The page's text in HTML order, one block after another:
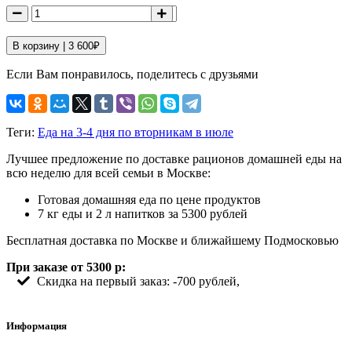
В корзину | 3 600₽
Если Вам понравилось, поделитесь с друзьями
Теги: Еда на 3-4 дня по вторникам в июле
Лучшее предложение по доставке рационов домашней еды на
всю неделю для всей семьи в Москве:
Готовая домашняя еда по цене продуктов
7 кг еды и 2 л напитков за 5300 рублей
Бесплатная доставка по Москве и ближайшему Подмосковью
При заказе от 5300 р:
Скидка на первый заказ: -700 рублей,
Информация